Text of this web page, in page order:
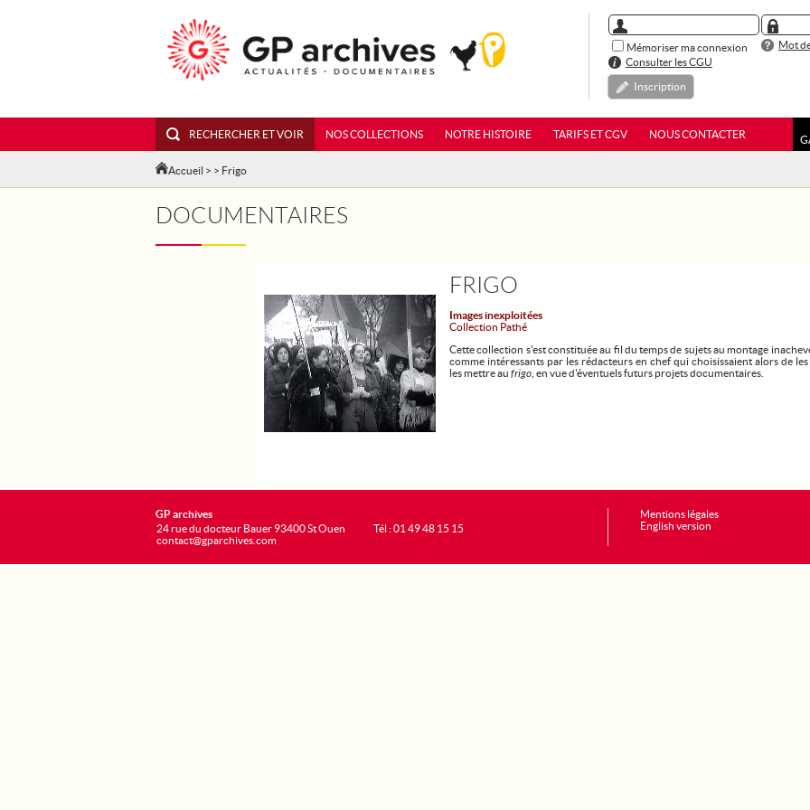
Mémoriser ma connexion
Mot
Consulter les CGU
Inscription
RECHERCHER ET VOIR NOS COLLECTIONS NOTRE HISTOIRE TARIFS ET CGV NOUS CONTACTER
Accueil > > Frigo
DOCUMENTAIRES
FRIGO
Images inexploitées
Collection Pathé
Cette collection s'est constituée au fil du temps de sujets au montage
comme intéressants par les rédacteurs en chef qui choisissaient alors de
les mettre au frigo , en vue d'éventuels futurs projets documentaires.
GP archives
24 rue du docteur Bauer 93400 St Ouen
contact@gparchives.com
Tél : 01 49 48 15 15
Mentions légales
English version